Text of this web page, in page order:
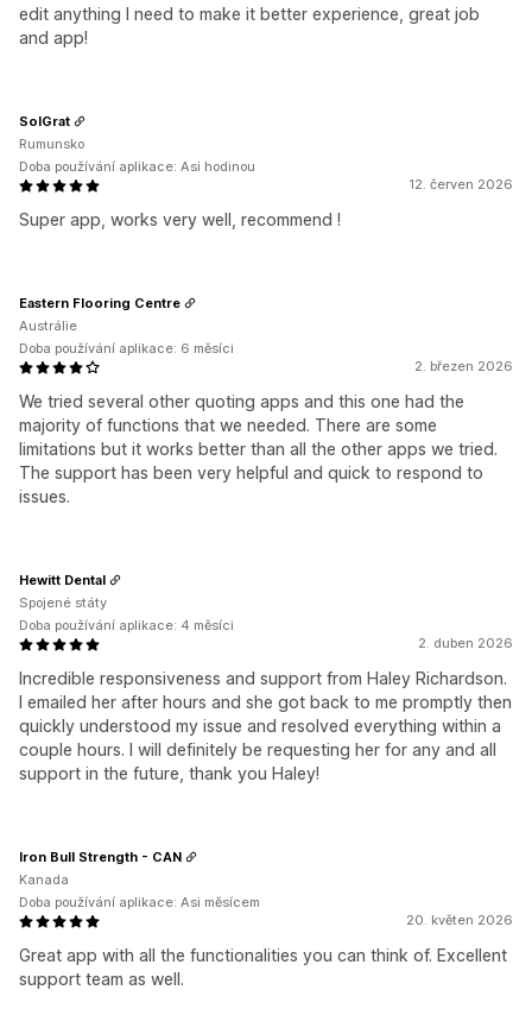
edit anything I need to make it better experience, great job
and app!
12. červen 2026
Super app, works very well, recommend !
SolGrat
Rumunsko
Doba používání aplikace: Asi hodinou
2. březen 2026
We tried several other quoting apps and this one had the
majority of functions that we needed. There are some
limitations but it works better than all the other apps we tried.
The support has been very helpful and quick to respond to
issues.
Eastern Flooring Centre
Austrálie
Doba používání aplikace: 6 měsíci
2. duben 2026
Incredible responsiveness and support from Haley Richardson.
I emailed her after hours and she got back to me promptly then
quickly understood my issue and resolved everything within a
couple hours. I will definitely be requesting her for any and all
support in the future, thank you Haley!
Hewitt Dental
Spojené státy
Doba používání aplikace: 4 měsíci
20. květen 2026
Great app with all the functionalities you can think of. Excellent
support team as well.
Iron Bull Strength - CAN
Kanada
Doba používání aplikace: Asi měsícem